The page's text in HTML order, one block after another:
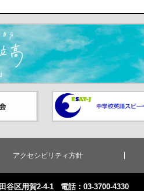
中学校英語スピーキ
（別ウインドウが開
アクセシビリティ方針
谷区用賀2-4-1 電話：03-3700-4330